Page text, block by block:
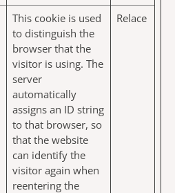
This cookie is used
to distinguish the
browser that the
visitor is using. The
server
automatically
assigns an ID string
to that browser, so
that the website
can identify the
visitor again when
reentering the
Relace